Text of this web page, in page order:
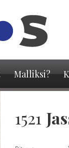
Malliksi?
1521